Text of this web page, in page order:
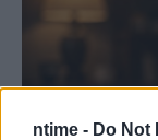
ntime - Do Not